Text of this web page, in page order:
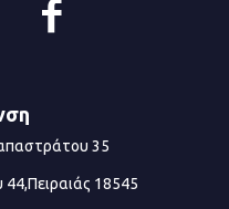
35
18545